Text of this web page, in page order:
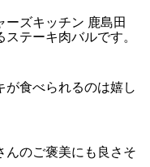
ーズキッチン 鹿島田
テーキ肉バルです。
が食べられるのは嬉し
んのご褒美にも良さそ